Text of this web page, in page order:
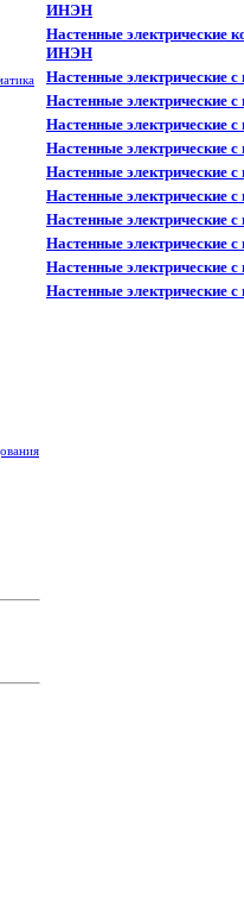
ИНЭН
Настенные электрические
ИНЭН
Настенные
Настенные
Настенные
Настенные
Настенные
Настенные
Настенные
Настенные
Настенные
Настенные